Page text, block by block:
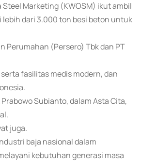
Steel Marketing (KWOSM) ikut ambil
dari 3.000 ton besi beton untuk
Perumahan (Persero) Tbk dan PT
fasilitas medis modern, dan
Subianto, dalam Asta Cita,
juga.
baja nasional dalam
kebutuhan generasi masa